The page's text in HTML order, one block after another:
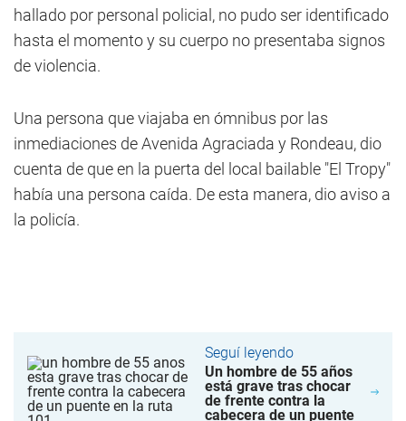
hallado por personal policial, no pudo ser identificado
hasta el momento y su cuerpo no presentaba signos
de violencia.
Una persona que viajaba en ómnibus por las
inmediaciones de Avenida Agraciada y Rondeau, dio
cuenta de que en la puerta del local bailable "El Tropy"
había una persona caída. De esta manera, dio aviso a
la policía.
Seguí leyendo
Un hombre de 55 años
está grave tras chocar
de frente contra la
cabecera de un puente